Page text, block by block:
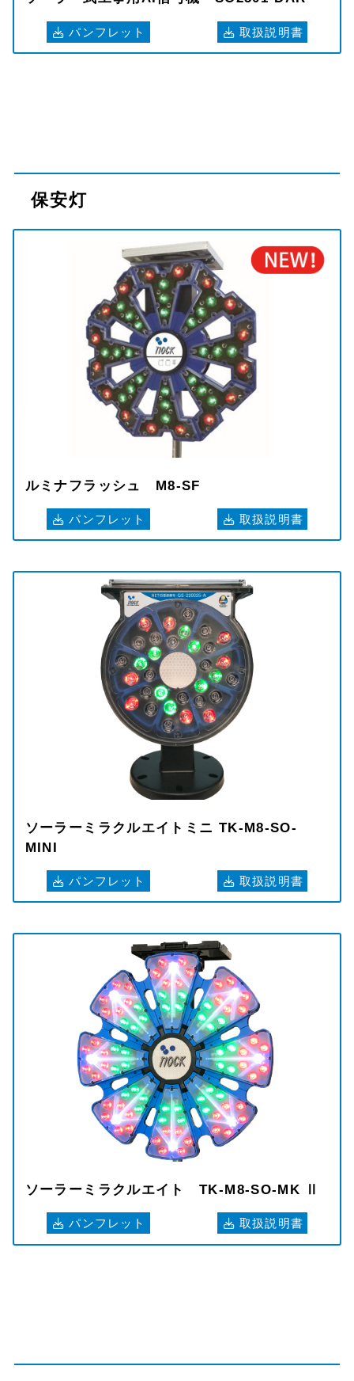
パンフレット 取扱説明書
保安灯
ルミナフラッシュ M8-SF
パンフレット 取扱説明書
ソーラーミラクルエイトミニ TK-M8-SO-
MINI
パンフレット 取扱説明書
ソーラーミラクルエイト TK-M8-SO-MK Ⅱ
パンフレット 取扱説明書